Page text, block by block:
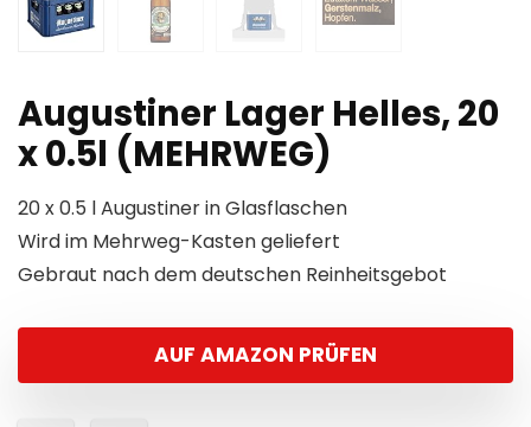
Augustiner Lager Helles, 20
x 0.5l (MEHRWEG)
20 x 0.5 l Augustiner in Glasflaschen
Wird im Mehrweg-Kasten geliefert
Gebraut nach dem deutschen Reinheitsgebot
AUF AMAZON PRÜFEN